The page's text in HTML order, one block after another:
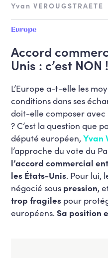
Europe
Yvan VEROUGSTRAETE
Accord
Unis : c’est NON !
L’Europe a-t-elle les
conditions dans ses
doit-elle composer
? C’est la question que
député européen,Yvan
l’approche du vote du
l’accord commercial
les États-Unis. Pour lui,
négocié sous pression,
trop fragiles pour
européens. Sa position